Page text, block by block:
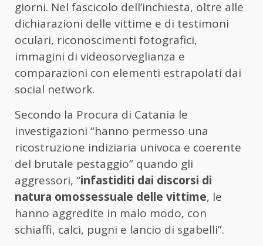
giorni. Nel fascicolo dell’inchiesta, oltre alle
dichiarazioni delle vittime e di testimoni
oculari, riconoscimenti fotografici,
immagini di videosorveglianza e
comparazioni con elementi estrapolati dai
social network.
Secondo la Procura di Catania le
investigazioni “hanno permesso una
ricostruzione indiziaria univoca e coerente
del brutale pestaggio” quando gli
aggressori, “infastiditi dai discorsi di
natura omossessuale delle vittime, le
hanno aggredite in malo modo, con
schiaffi, calci, pugni e lancio di sgabelli”.